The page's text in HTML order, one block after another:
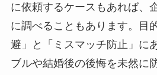
に依頼するケースもあれば、
に調べることもあります。目
避」と「ミスマッチ防止」に
ブルや結婚後の後悔を未然に